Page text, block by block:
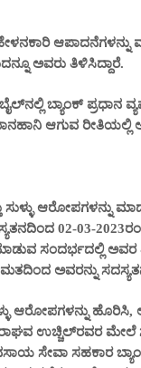
ಆಪಾದನೆಗಳನ್ನು
ಅವರು ತಿಳಿಸಿದ್ದಾರೆ.
ಬ್ಯಾಂಕ್ ಪ್ರಧಾನ
ಆಗುವ ರೀತಿಯಲ್ಲಿ
ಆರೋಪಗಳನ್ನು
02-03-
ಸಂದರ್ಭದಲ್ಲಿ
ಅವರನ್ನು
ಆರೋಪಗಳನ್ನು ಹೊರಿಸಿ,
ರಾಘವ ಉಚ್ಚಿಲ್‌ರವರ ಮೇಲೆ
ಸೇವಾ ಸಹಕಾರ